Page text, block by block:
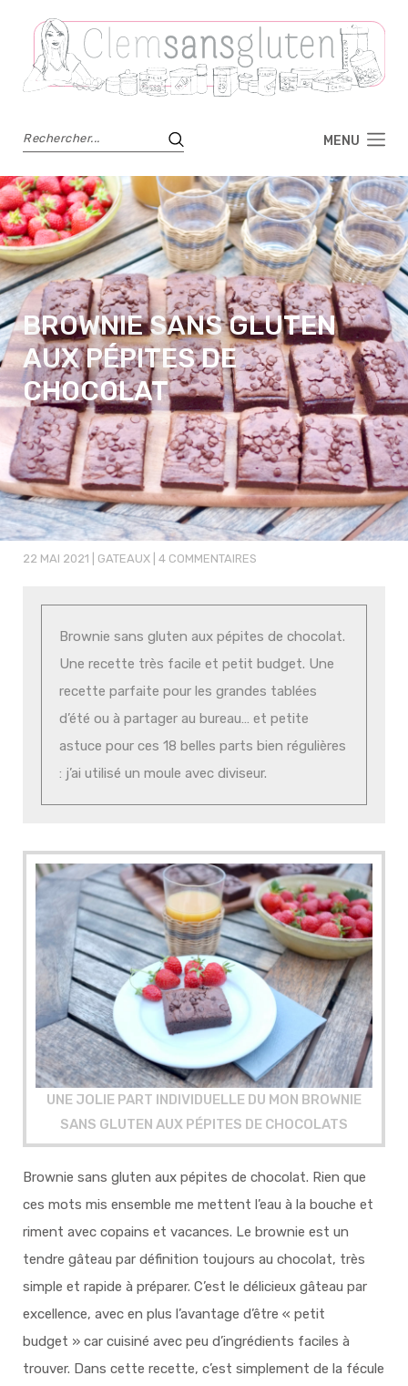
MENU
BROWNIE SANS GLUTEN
AUX PÉPITES DE
CHOCOLAT
22 MAI 2021 GATEAUX 4 COMMENTAIRES
Brownie sans gluten aux pépites de chocolat.
Une recette très facile et petit budget. Une
recette parfaite pour les grandes tablées
d’été ou à partager au bureau… et petite
astuce pour ces 18 belles parts bien régulières
: j’ai utilisé un moule avec diviseur.
UNE JOLIE PART INDIVIDUELLE DU MON BROWNIE
SANS GLUTEN AUX PÉPITES DE CHOCOLATS
Brownie sans gluten aux pépites de chocolat. Rien que
ces mots mis ensemble me mettent l’eau à la bouche et
riment avec copains et vacances. Le brownie est un
tendre gâteau par définition toujours au chocolat, très
simple et rapide à préparer. C’est le délicieux gâteau par
excellence, avec en plus l’avantage d’être « petit
budget » car cuisiné avec peu d’ingrédients faciles à
trouver. Dans cette recette, c’est simplement de la fécule